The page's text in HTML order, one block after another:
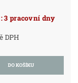
Termin dodaní : 3 pracovní dny
DPH